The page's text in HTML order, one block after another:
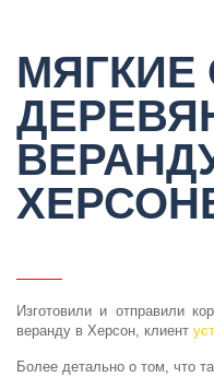
МЯГКИЕ
Изготовили и отправили
веранду в Херсон, клиент
Более детально о том, что